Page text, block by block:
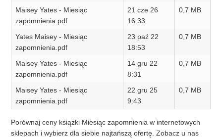
Maisey Yates - Miesiąc
zapomnienia.pdf
21 cze 26
16:33
0,7 MB
Yates Maisey - Miesiąc
zapomnienia.pdf
23 paź 22
18:53
0,7 MB
Maisey Yates - Miesiąc
zapomnienia.pdf
14 gru 22
8:31
0,7 MB
Maisey Yates - Miesiąc
zapomnienia.pdf
22 gru 25
9:43
0,7 MB
Porównaj ceny książki Miesiąc zapomnienia w internetowych
sklepach i wybierz dla siebie najtańszą ofertę. Zobacz u nas